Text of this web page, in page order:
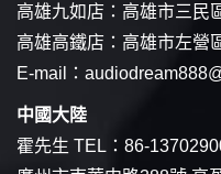
高雄九如店： 高雄市三民
高雄高鐵店： 高雄市左營
E-mail：
中國大陸
霍先生 TEL： 86-